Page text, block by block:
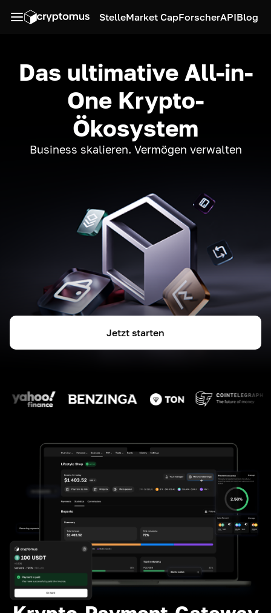
StelleMarket CapForscherAPIBlog
Das ultimative All-in-
One Krypto-
Ökosystem
Business skalieren. Vermögen verwalten
Jetzt starten